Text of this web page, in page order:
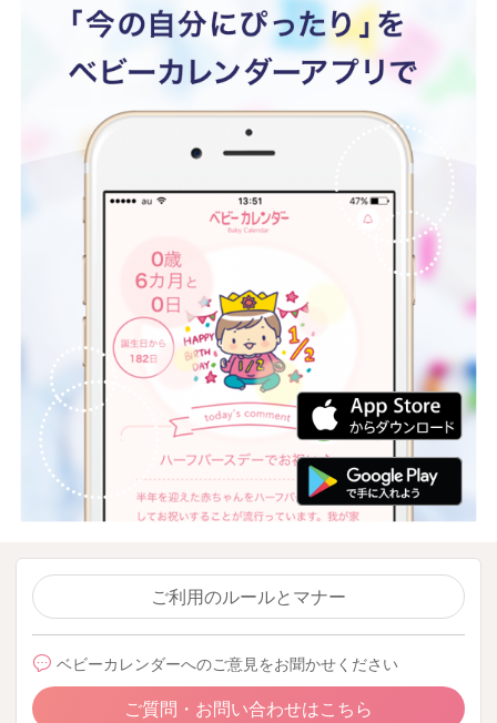
ご利用のルールとマナー
ベビーカレンダーへのご意見をお聞かせください
ご質問・お問い合わせはこちら